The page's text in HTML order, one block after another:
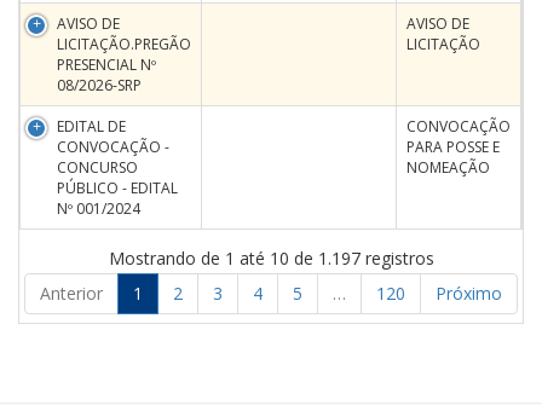
AVISO DE
LICITAÇÃO.PREGÃO
PRESENCIAL Nº
08/2026-SRP
AVISO DE
LICITAÇÃO
EDITAL DE
CONVOCAÇÃO -
CONCURSO
PÚBLICO - EDITAL
Nº 001/2024
CONVOCAÇÃO
PARA POSSE E
NOMEAÇÃO
Mostrando de 1 até 10 de 1.197 registros
Anterior
1 2 3 4 5 … 120 Próximo